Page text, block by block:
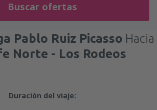
Buscar ofertas
Pablo Ruiz Picasso Hacia
Norte - Los Rodeos
Duración del viaje: